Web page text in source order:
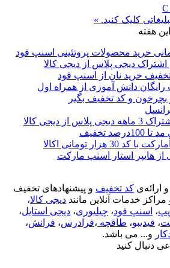
کلیک کنید. »
هفته
دانش آموزی از همراه اول
و کد تخفیف بگیر
تخفیف
هزار تومانی اکالا
هایپر استار اسنپ مارکت
ارائه‌ی کد تخفیف و پیشنهادهای تخفیف
خدمات آنلاین مانند دیجی کالا،
، اسنپ فود، چیلیوری، دیجی استایل،
، فیدیبو، طاقچه ،فرادرس، فرانش،
و... می باشد.
دنبال کنید